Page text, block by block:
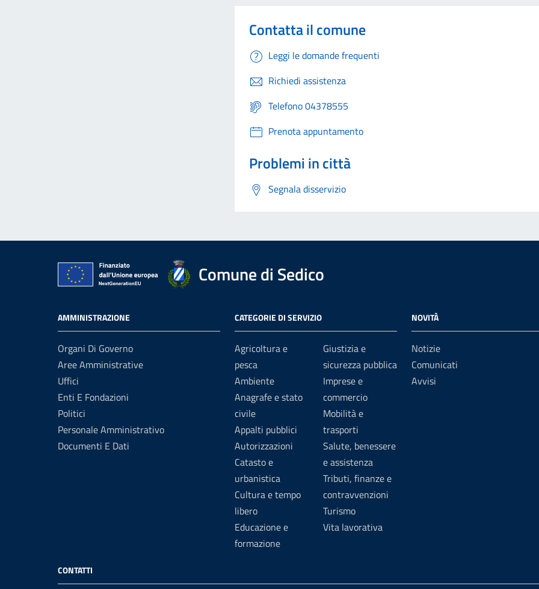
Contatta il comune
Leggi le domande frequenti
Richiedi assistenza
Telefono 04378555
Prenota appuntamento
Problemi in città
Segnala disservizio
Comune di Sedico
AMMINISTRAZIONE
Organi Di Governo
Aree Amministrative
Uffici
Enti E Fondazioni
Politici
Personale Amministrativo
Documenti E Dati
CATEGORIE DI SERVIZIO
Agricoltura e
pesca
Ambiente
Anagrafe e stato
civile
Appalti pubblici
Autorizzazioni
Catasto e
urbanistica
Cultura e tempo
libero
Educazione e
formazione
Giustizia e
sicurezza pubblica
Imprese e
commercio
Mobilità e
trasporti
Salute, benessere
e assistenza
Tributi, finanze e
contravvenzioni
Turismo
Vita lavorativa
NOVITÀ
Notizie
Comunicati
Avvisi
CONTATTI